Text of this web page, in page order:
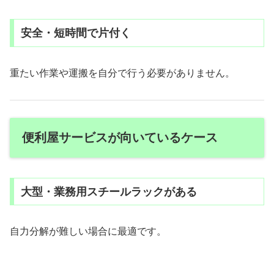
安全・短時間で片付く
重たい作業や運搬を自分で行う必要がありません。
便利屋サービスが向いているケース
大型・業務用スチールラックがある
自力分解が難しい場合に最適です。